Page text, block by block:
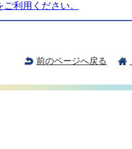
利用ください。
前のページへ戻る